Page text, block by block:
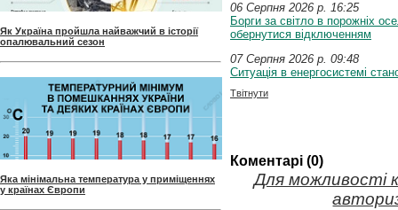
Як Україна пройшла найважчий в історії
опалювальний сезон
Яка мінімальна температура у приміщеннях
у країнах Європи
06 Серпня 2026 p. 16:25
Борги за світло в порожніх
обернутися відключенням
07 Серпня 2026 p. 09:48
Ситуація в енергосистемі
Твітнути
Коментарі (0)
Для можливості